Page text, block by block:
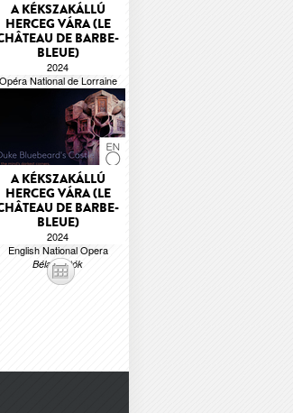
A KÉKSZAKÁLLÚ
HERCEG VÁRA (LE
DE BARBE-
BLEUE)
2024
Opéra National de Lorraine
A KÉKSZAKÁLLÚ
HERCEG VÁRA (LE
DE BARBE-
BLEUE)
2024
English National Opera
Béla Bartók